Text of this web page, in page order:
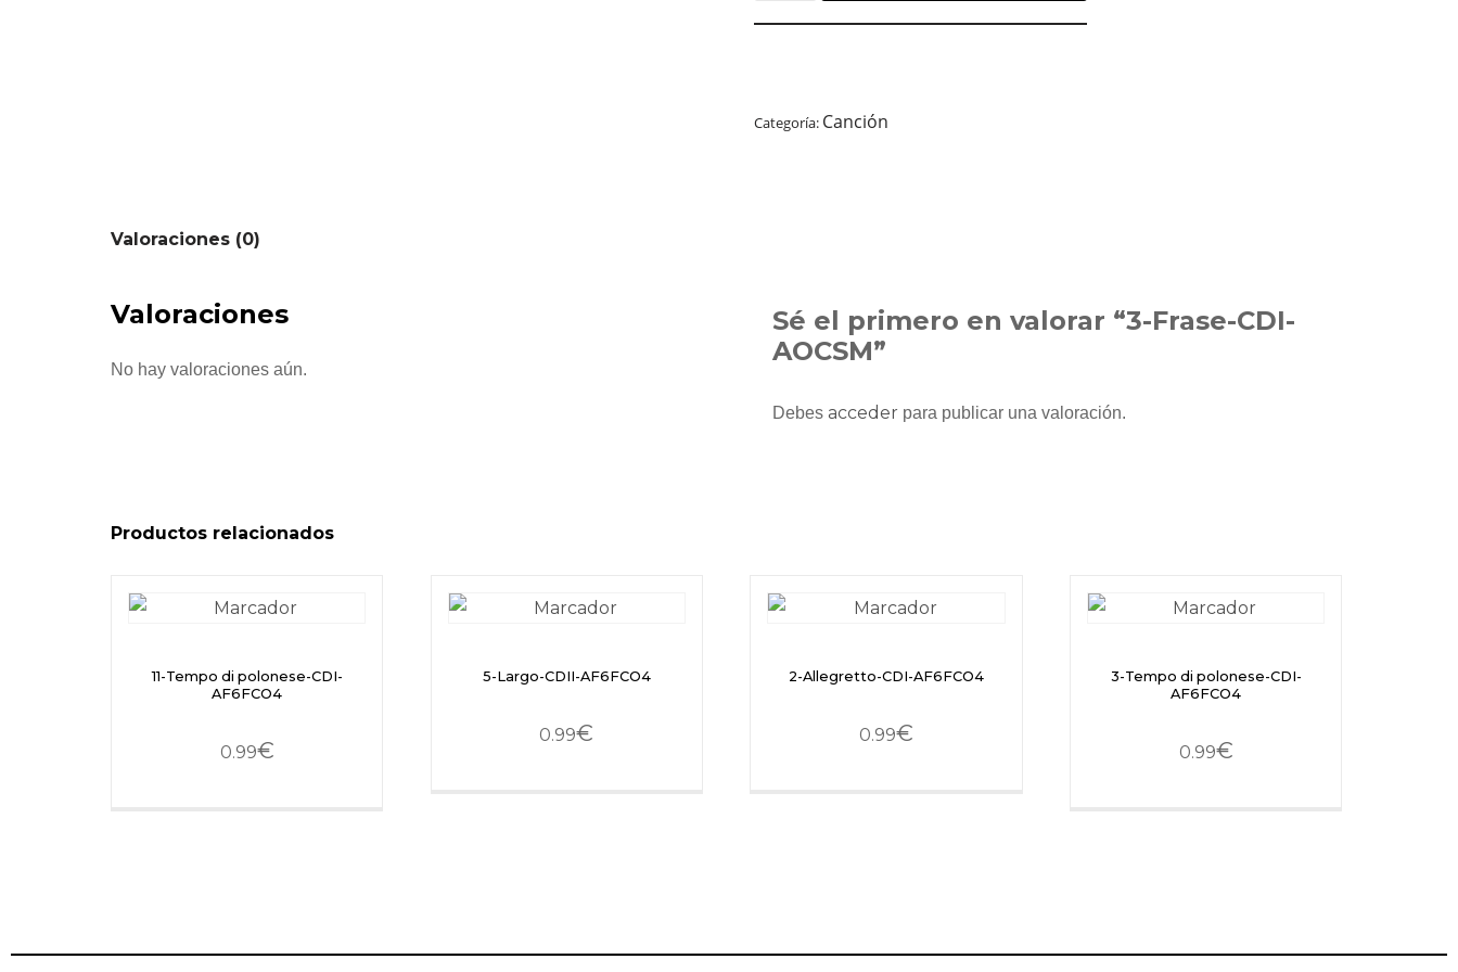
Categoría: Canción
Valoraciones (0)
Valoraciones
No hay valoraciones aún.
Sé el primero en valorar “3-Frase-CDI-
AOCSM”
Debes acceder para publicar una valoración.
Productos relacionados
11-Tempo di polonese-CDI-
AF6FCO4
0.99€
5-Largo-CDII-AF6FCO4
0.99€
2-Allegretto-CDI-AF6FCO4
0.99€
3-Tempo di polonese-CDI-
AF6FCO4
0.99€